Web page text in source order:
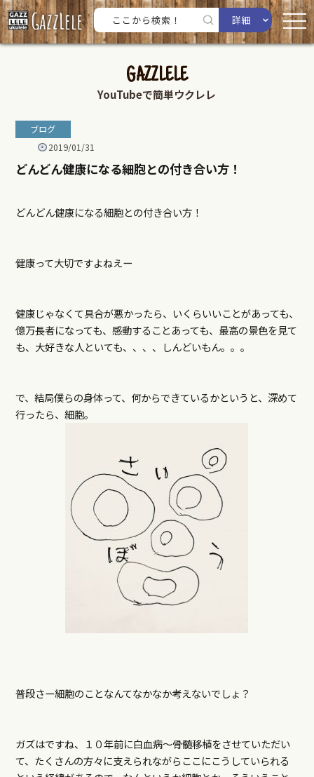
詳細
GAZZLELE
YouTubeで簡単ウクレレ
ブログ
2019/01/31
どんどん健康になる細胞との付き合い方！
どんどん健康になる細胞との付き合い方！
健康って大切ですよねえー
健康じゃなくて具合が悪かったら、いくらいいことがあっても、
億万長者になっても、感動することあっても、最高の景色を見て
も、大好きな人といても、、、、しんどいもん。。。
で、結局僕らの身体って、何からできているかというと、深めて
行ったら、細胞。
普段さー細胞のことなんてなかなか考えないでしょ？
ガズはですね、１０年前に白血病～骨髄移植をさせていただい
て、たくさんの方々に支えられながらここにこうしていられる